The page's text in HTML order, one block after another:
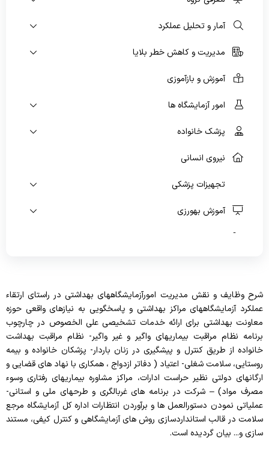
پیشگیری و مبارزه با بیماریهای غیرواگیر
سلامت روانی،اجتماعی و اعتیاد
بهبود تغذیه جامعه
بهداشت دهان و دندان
آمار و تحلیل عملکرد
مدیریت و کاهش خطر بلایا
آموزش و بازآموزی
امور آزمایشگاه ها
پزشک خانواده
نیروی انسانی
تجهیزات پزشکی
آموزش بهورزی
شرح وظایف و نقش مدیریت امورآزمایشگاههای بهداشتی در راستای ارتقاء
عملکرد آزمایشگاههای مراکز بهداشتی و پاسخگویی به نیازهای واقعی حوزه
معاونت بهداشتی برای ارائه خدمات تشخیصی علی الخصوص در چارچوب
برنامه نظام مراقبت بیماریهای واگیر و غیر واگیر- نظام مراقبت بهداشت
خانواده از طریق کنترل و پیشگیری در زنان باردار- پزشکان خانواده و بیمه
روستایی، سلامت شغلی- اعتیاد ( دفاتر ازدواج ، همکاری با نهاد های قضایی و
ارگانهای دولتی نظیر حراست ادارات، مراکز مشاوره بیماریهای رفتاری وسوء
مصرف مواد) – شرکت در برنامه های غربالگری و طرحهای ملی و استانی-
عملیاتی نمودن دستورالعمل ها و برآوردن انتظارات اداره کل آزمایشگاه مرجع
سلامت در قالب استانداردسازی روش های آزمایشگاهی و کنترل کیفی، مستند
سازی و... بیان گردیده است.